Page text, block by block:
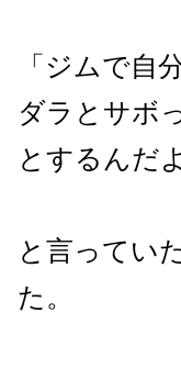
「ジムで自
ダラとサボ
とするんだ
と言ってい
た。